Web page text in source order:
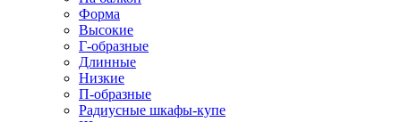
Форма
Высокие
Г-образные
Длинные
Низкие
П-образные
Радиусные шкафы-купе